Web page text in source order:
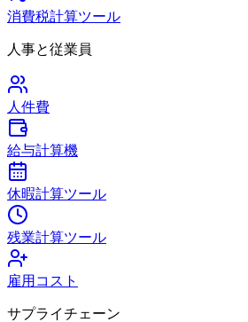
消費税計算ツール
人事と従業員
人件費
給与計算機
休暇計算ツール
残業計算ツール
雇用コスト
サプライチェーン